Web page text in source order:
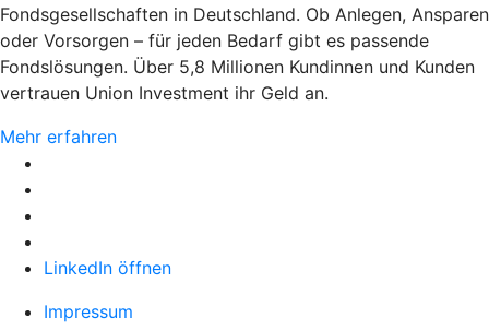
Fondsgesellschaften in Deutschland. Ob Anlegen, Ansparen
oder Vorsorgen – für jeden Bedarf gibt es passende
Fondslösungen. Über 5,8 Millionen Kundinnen und Kunden
vertrauen Union Investment ihr Geld an.
Mehr erfahren
LinkedIn öffnen
Impressum